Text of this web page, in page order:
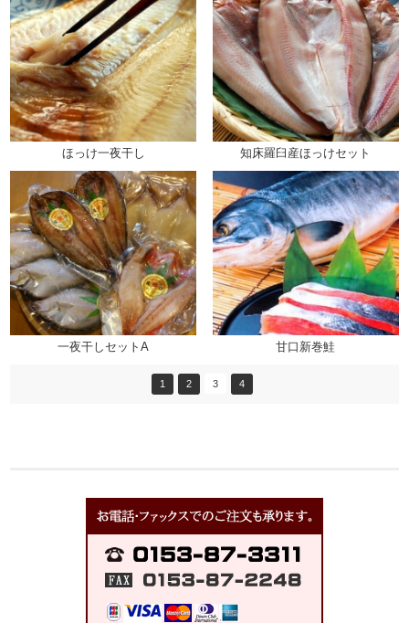
ほっけ一夜干し 知床羅臼産ほっけセット
一夜干しセットA 甘口新巻鮭
1 2 3 4